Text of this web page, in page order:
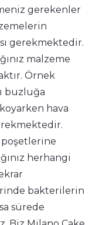
gerekenler
gerekmektedir.
malzeme
Örnek
buzluğa
hava
herhangi
bakterilerin
sürede